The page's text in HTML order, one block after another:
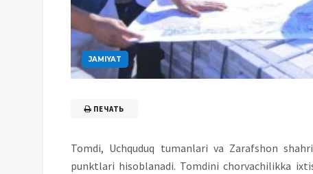
JAMIYAT
ПЕЧАТЬ
Tomdi, Uchquduq tumanlari va Zarafshon
punktlari hisoblanadi. Tomdini chorvachilikka